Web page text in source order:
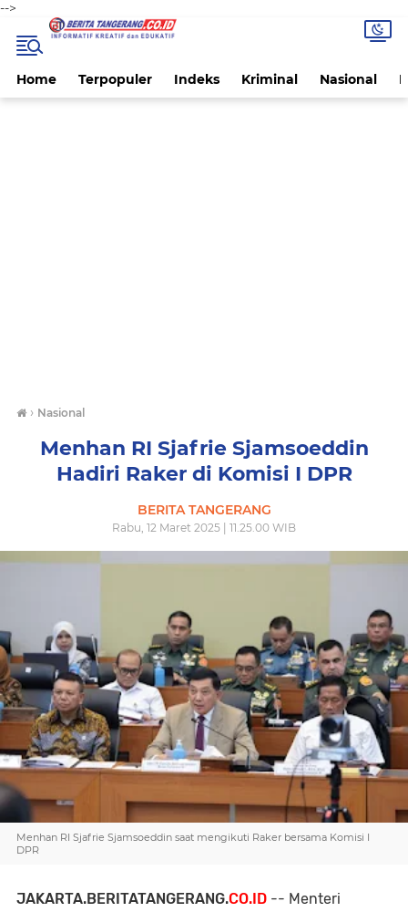
-->
Home Terpopuler Indeks Kriminal Nasional
› Nasional
Menhan RI Sjafrie Sjamsoeddin
Hadiri Raker di Komisi I DPR
BERITA TANGERANG
Rabu, 12 Maret 2025 | 11.25.00 WIB
Menhan RI Sjafrie Sjamsoeddin saat mengikuti Raker bersama Komisi I
DPR
JAKARTA.BERITATANGERANG.CO.ID -- Menteri